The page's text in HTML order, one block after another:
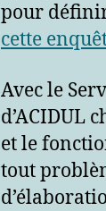
pour
cette
Avec le
d’ACIDUL
et le
tout